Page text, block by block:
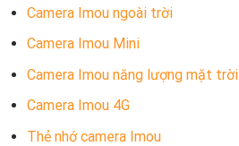
Camera Imou ngoài trời
Camera Imou Mini
Camera Imou năng lượng mặt trời
Camera Imou 4G
Thẻ nhớ camera Imou